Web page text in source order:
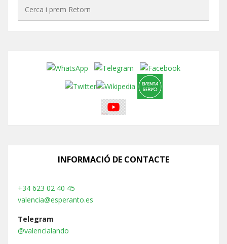
INFORMACIÓ DE CONTACTE
+34 623 02 40 45
valencia@esperanto.es
Telegram
@valencialando